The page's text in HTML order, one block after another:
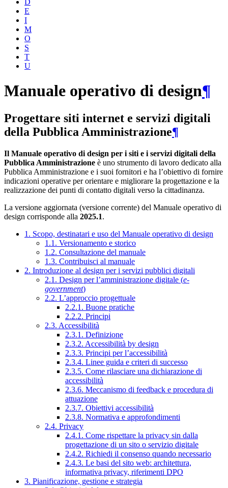
D
E
I
M
O
S
T
U
Manuale operativo di design¶
Progettare siti internet e servizi digitali
della Pubblica Amministrazione¶
Il Manuale operativo di design per i siti e i servizi digitali della
Pubblica Amministrazione è uno strumento di lavoro dedicato alla
Pubblica Amministrazione e i suoi fornitori e ha l’obiettivo di fornire
indicazioni operative per orientare e migliorare la progettazione e la
realizzazione dei punti di contatto digitali verso la cittadinanza.
La versione aggiornata (versione corrente) del Manuale operativo di
design corrisponde alla 2025.1.
1. Scopo, destinatari e uso del Manuale operativo di design
1.1. Versionamento e storico
1.2. Consultazione del manuale
1.3. Contribuisci al manuale
2. Introduzione al design per i servizi pubblici digitali
2.1. Design per l’amministrazione digitale (e-
government)
2.2. L’approccio progettuale
2.2.1. Buone pratiche
2.2.2. Principi
2.3. Accessibilità
2.3.1. Definizione
2.3.2. Accessibilità by design
2.3.3. Principi per l’accessibilità
2.3.4. Linee guida e criteri di successo
2.3.5. Come rilasciare una dichiarazione di
accessibilità
2.3.6. Meccanismo di feedback e procedura di
attuazione
2.3.7. Obiettivi accessibilità
2.3.8. Normativa e approfondimenti
2.4. Privacy
2.4.1. Come rispettare la privacy sin dalla
progettazione di un sito o servizio digitale
2.4.2. Richiedi il consenso quando necessario
2.4.3. Le basi del sito web: architettura,
informativa privacy, riferimenti DPO
3. Pianificazione, gestione e strategia